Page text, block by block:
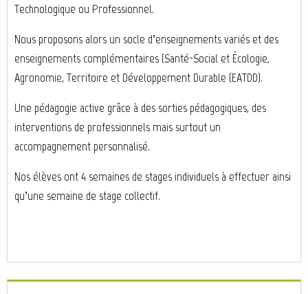
Technologique ou Professionnel.
Nous proposons alors un socle d’enseignements variés et des
enseignements complémentaires (Santé-Social et Écologie,
Agronomie, Territoire et Développement Durable (EATDD).
Une pédagogie active grâce à des sorties pédagogiques, des
interventions de professionnels mais surtout un
accompagnement personnalisé.
Nos élèves ont 4 semaines de stages individuels à effectuer ainsi
qu’une semaine de stage collectif.